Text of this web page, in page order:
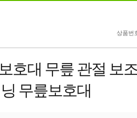
상품번
호대 무릎 관절 보
무릎보호대